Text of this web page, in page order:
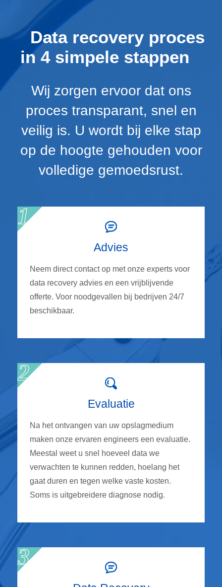
Data recovery proces
in 4 simpele stappen
Wij zorgen ervoor dat ons
proces transparant, snel en
veilig is. U wordt bij elke stap
op de hoogte gehouden voor
volledige gemoedsrust.
Advies
Neem direct contact op met onze experts voor
data recovery advies en een vrijblijvende
offerte. Voor noodgevallen bij bedrijven 24/7
beschikbaar.
Evaluatie
Na het ontvangen van uw opslagmedium
maken onze ervaren engineers een evaluatie.
Meestal weet u snel hoeveel data we
verwachten te kunnen redden, hoelang het
gaat duren en tegen welke vaste kosten.
Soms is uitgebreidere diagnose nodig.